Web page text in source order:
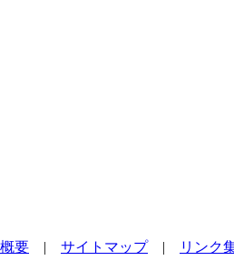
要 | サイトマップ| リンク